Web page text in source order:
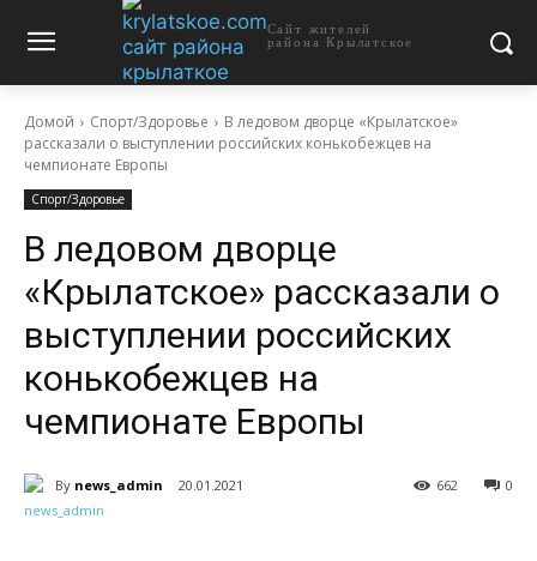
Сайт жителей
района Крылатское
Домой Спорт/Здоровье
В ледовом дворце «Крылатское»
рассказали о выступлении российских конькобежцев на
чемпионате Европы
Спорт/Здоровье
В ледовом дворце
«Крылатское» рассказали о
выступлении российских
конькобежцев на
чемпионате Европы
By news_admin 20.01.2021 0
662